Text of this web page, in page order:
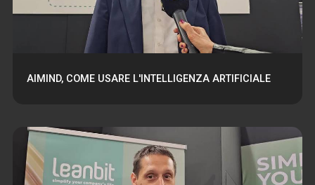
AIMIND, COME USARE L'INTELLIGENZA ARTIFICIALE